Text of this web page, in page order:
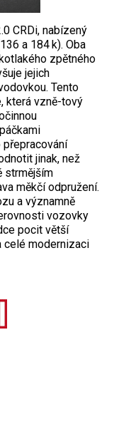
CRDi, nabízený
a 184 k). Oba
zpětného
jejich
Tento
která vzně-tový
jinak, než
strmějším
měkčí odpružení.
a významně
vozovky
pocit větší
celé modernizaci